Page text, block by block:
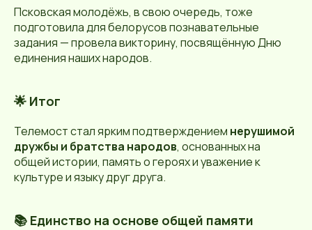
Псковская молодёжь, в свою очередь, тоже
подготовила для белорусов познавательные
задания — провела викторину, посвящённую Дню
единения наших народов.
🌟 Итог
Телемост стал ярким подтверждением нерушимой
дружбы и братства народов, основанных на
общей истории, память о героях и уважение к
культуре и языку друг друга.
📚 Единство на основе общей памяти